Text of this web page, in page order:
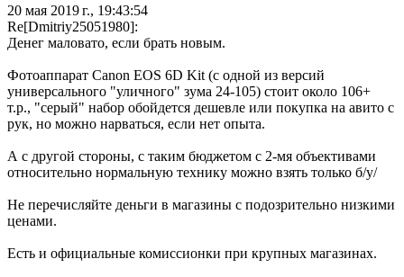
20 мая 2019 г., 19:43:54
Re[Dmitriy25051980]:
Денег маловато, если брать новым.
Фотоаппарат Canon EOS 6D Kit (с одной из версий
универсального "уличного" зума 24-105) стоит около 106+
т.р., "серый" набор обойдется дешевле или покупка на авито с
рук, но можно нарваться, если нет опыта.
А с другой стороны, с таким бюджетом с 2-мя объективами
относительно нормальную технику можно взять только б/у/
Не перечисляйте деньги в магазины с подозрительно низкими
ценами.
Есть и официальные комиссионки при крупных магазинах.